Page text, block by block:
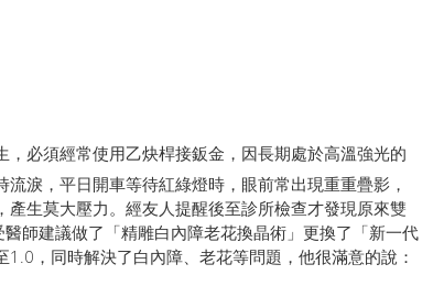
必須經常使用乙炔桿接鈑金，因長期處於高溫強光的
淚，平日開車等待紅綠燈時，眼前常出現重重疊影，
生莫大壓力。經友人提醒後至診所檢查才發現原來雙
師建議做了「精雕白內障老花換晶術」更換了「新一代
，同時解決了白內障、老花等問題，他很滿意的說：